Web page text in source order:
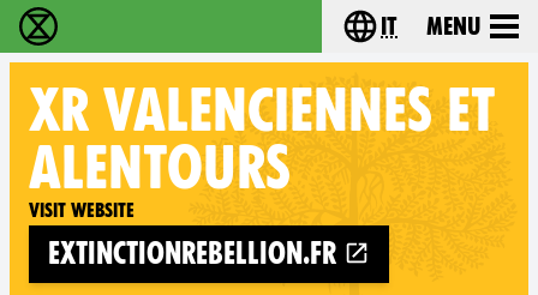
Extinction Rebellion - Home Choose your
it Menu
XR VALENCIENNES ET
ALENTOURS
Visit website
extinctionrebellion.fr